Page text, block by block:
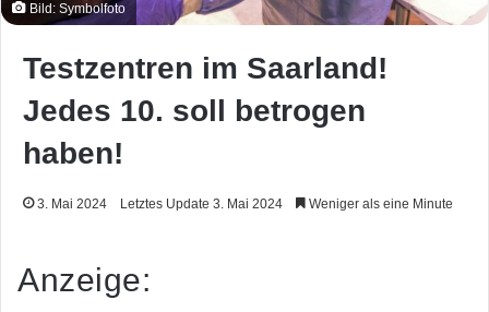
Bild: Symbolfoto
Testzentren im Saarland!
Jedes 10. soll betrogen
haben!
3. Mai 2024 Letztes Update 3. Mai 2024 Weniger als eine Minute
Anzeige: